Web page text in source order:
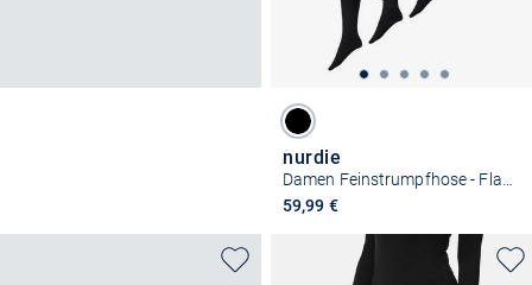
nurdie
59,99 €